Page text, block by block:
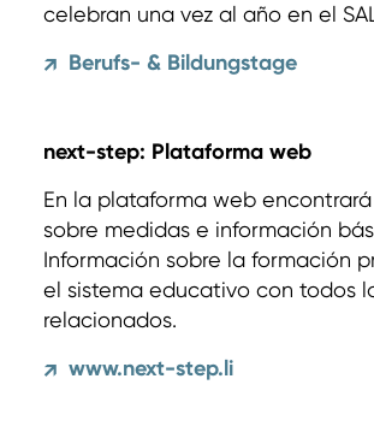
celebran una vez al año en el
↗ Berufs- & Bildungstage
next-step: Plataforma web
En la plataforma web encontrará
sobre medidas e información
Información sobre la formación
el sistema educativo con todos
relacionados.
↗ www.next-step.li